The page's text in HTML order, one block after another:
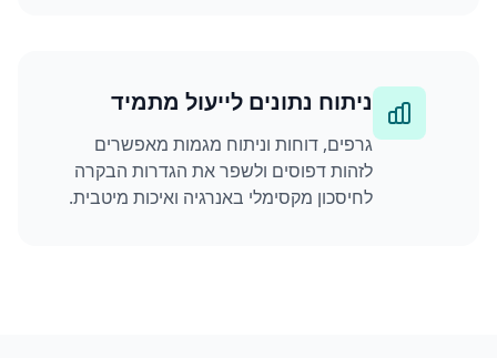
ניתוח נתונים לייעול מתמיד
גרפים, דוחות וניתוח מגמות מאפשרים
לזהות דפוסים ולשפר את הגדרות הבקרה
לחיסכון מקסימלי באנרגיה ואיכות מיטבית.